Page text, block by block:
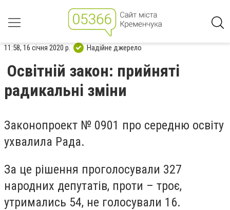
11:58, 16 січня 2020 р. Надійне джерело
Освітній закон: прийняті
радикальні зміни
Законопроект № 0901 про середню освіту
ухвалила Рада.
За це рішення проголосували 327
народних депутатів, проти – троє,
утримались 54, не голосували 16.